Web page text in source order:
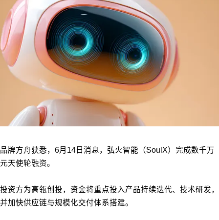
品牌方舟获悉，6月14日消息，弘火智能（SoulX）完成数千万
元天使轮融资。
投资方为高瓴创投，资金将重点投入产品持续迭代、技术研发，
并加快供应链与规模化交付体系搭建。